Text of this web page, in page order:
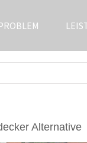
Alternative